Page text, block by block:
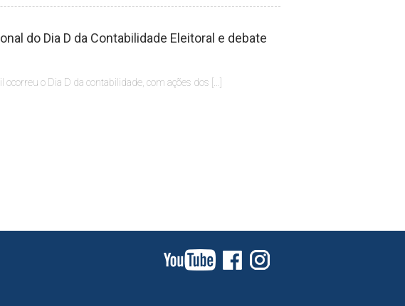
do Dia D da Contabilidade Eleitoral e debate
o Dia D da contabilidade, com ações dos […]